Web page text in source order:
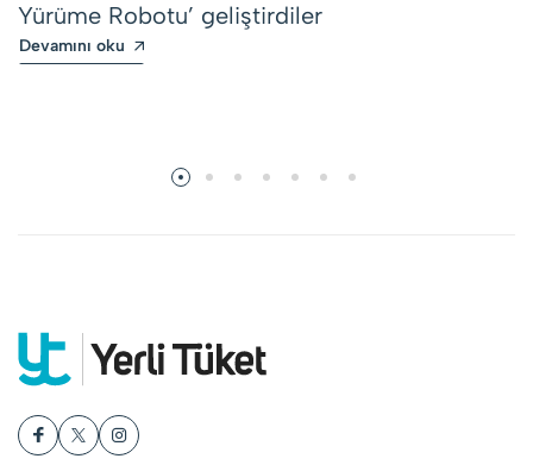
Yürüme Robotu’ geliştirdiler
Devamını oku